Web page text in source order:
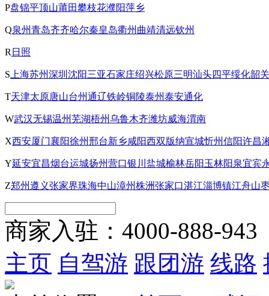
P盘锦平顶山莆田攀枝花濮阳萍乡
Q泉州青岛齐齐哈尔秦皇岛衢州 曲靖清远钦州
R 日照
S 上海苏州深圳 沈阳三亚石家庄绍兴松原三明汕头四平绥化韶关
T天津太原唐山台州通辽铁岭铜陵泰州泰安通化
W武汉无锡温州芜湖梧州乌鲁木齐潍坊威海渭南
X西安厦门襄阳徐州邢台新乡咸阳西双版纳宣城忻州信阳许昌
Y延安宜昌烟台运城扬州营口银川 盐城榆林岳阳玉林阳泉宜宾
Z郑州遵义张家界珠海中山漳州株洲张家口湛江淄博镇江舟山
商家入驻： 4000-888-943
主页 自驾游 跟团游 线路